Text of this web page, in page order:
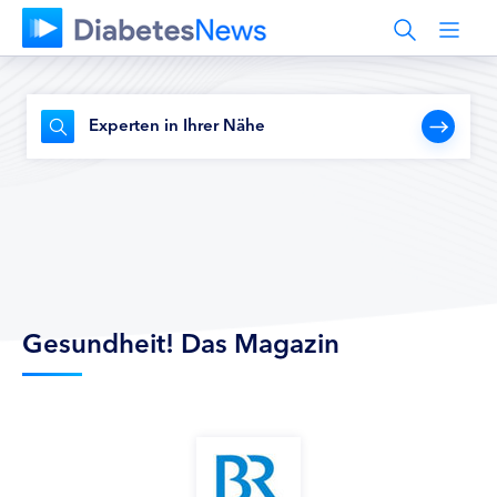
Experten in Ihrer Nähe
Gesundheit! Das Magazin